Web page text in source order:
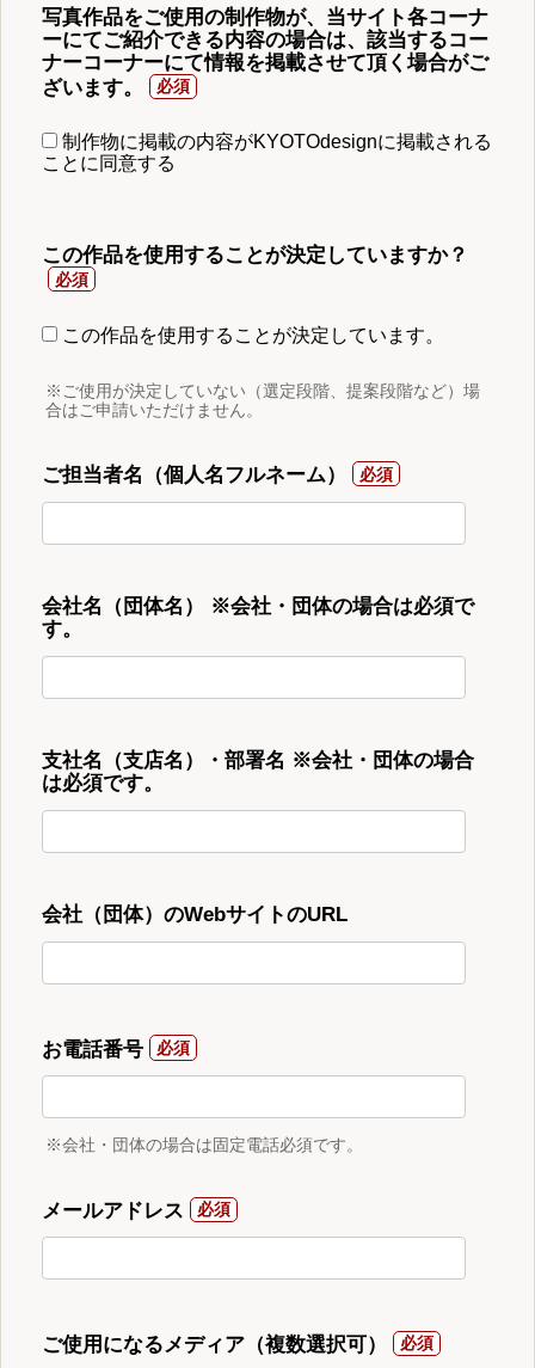
写真作品をご使用の制作物が、当サイト各コーナ
ーにてご紹介できる内容の場合は、該当するコー
ナーコーナーにて情報を掲載させて頂く場合がご
ざいます。
制作物に掲載の内容がKYOTOdesignに掲載される
ことに同意する
この作品を使用することが決定していますか？
この作品を使用することが決定しています。
※ご使用が決定していない（選定段階、提案段階など）場
合はご申請いただけません。
ご担当者名（個人名フルネーム）
会社名（団体名） ※会社・団体の場合は必須で
す。
支社名（支店名）・部署名 ※会社・団体の場合
は必須です。
会社（団体）のWebサイトのURL
お電話番号
※会社・団体の場合は固定電話必須です。
メールアドレス
ご使用になるメディア（複数選択可）